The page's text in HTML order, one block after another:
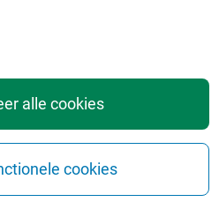
alle cookies
cookies
Cookie instellingen